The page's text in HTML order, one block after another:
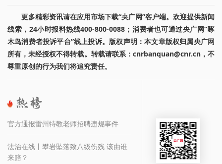
更多精彩资讯请在应用市场下载“央广网”客户端。欢迎提供新闻
线索，24小时报料热线400-800-0088；消费者也可通过央广网“啄
木鸟消费者投诉平台”线上投诉。版权声明：本文章版权归属央广网
所有，未经授权不得转载。转载请联系：cnrbanquan@cnr.cn，不
尊重原创的行为我们将追究责任。
官方通报雷州特教老师招聘违规事件
法治在线丨攀岩坠落致八级伤残 该由谁
来赔？